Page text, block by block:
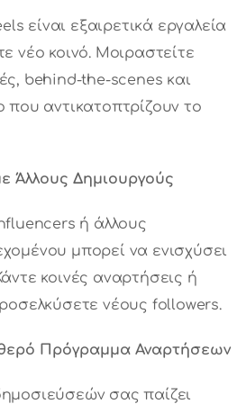
είναι εξαιρετικά εργαλεία
νέο κοινό. Μοιραστείτε
behind-the-scenes και
που αντικατοπτρίζουν το
Άλλους Δημιουργούς
ή άλλους
μπορεί να ενισχύσει
κοινές αναρτήσεις ή
νέους followers.
Πρόγραμμα Αναρτήσεων
σας παίζει